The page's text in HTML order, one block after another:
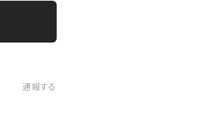
通報する